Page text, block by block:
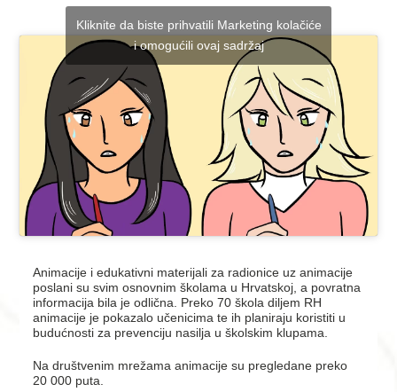
Kliknite da biste prihvatili Marketing kolačiće
i omogućili ovaj sadržaj
Animacije i edukativni materijali za radionice uz animacije
poslani su svim osnovnim školama u Hrvatskoj, a povratna
informacija bila je odlična. Preko 70 škola diljem RH
animacije je pokazalo učenicima te ih planiraju koristiti u
budućnosti za prevenciju nasilja u školskim klupama.
Na društvenim mrežama animacije su pregledane preko
20 000 puta.